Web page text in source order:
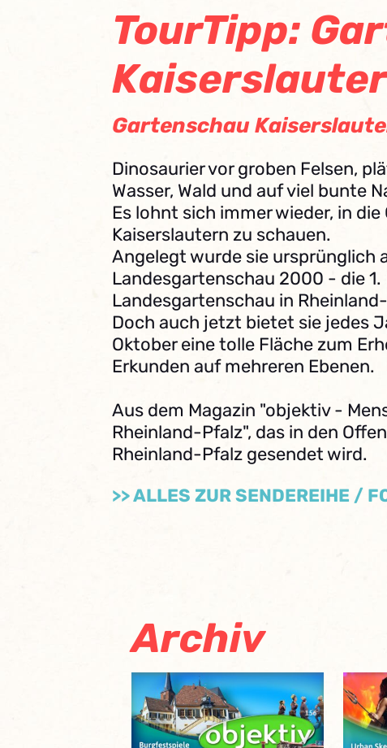
TourTipp:
Gartenschau
Dinosaurier vor groben Felsen,
Wasser, Wald und auf viel bunte
Es lohnt sich immer wieder, in
Kaiserslautern zu schauen.
Angelegt wurde sie ursprünglich
Landesgartenschau 2000 - die 1.
Landesgartenschau in
Doch auch jetzt bietet sie jedes
Oktober eine tolle Fläche zum
Erkunden auf mehreren Ebenen.
Aus dem Magazin "objektiv -
Rheinland-Pfalz", das in den
Rheinland-Pfalz gesendet wird.
>> ALLES ZUR SENDEREIHE /
Archiv